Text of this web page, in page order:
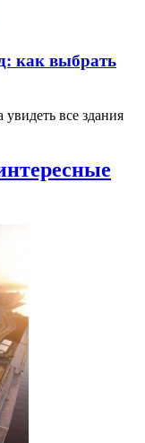
как выбрать
все здания